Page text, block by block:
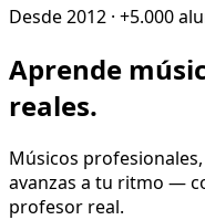
Desde 2012 · +5.000
Aprende
reales.
Músicos
avanzas a tu ritmo —
profesor real.